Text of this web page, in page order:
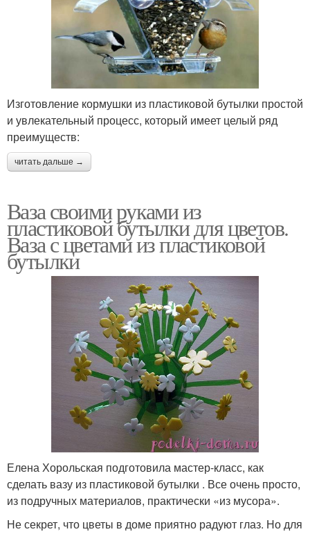
Изготовление кормушки из пластиковой бутылки простой
и увлекательный процесс, который имеет целый ряд
преимуществ:
читать дальше →
Ваза своими руками из
пластиковой бутылки для цветов.
Ваза с цветами из пластиковой
бутылки
Елена Хорольская подготовила мастер-класс, как
сделать вазу из пластиковой бутылки . Все очень просто,
из подручных материалов, практически «из мусора».
Не секрет, что цветы в доме приятно радуют глаз. Но для